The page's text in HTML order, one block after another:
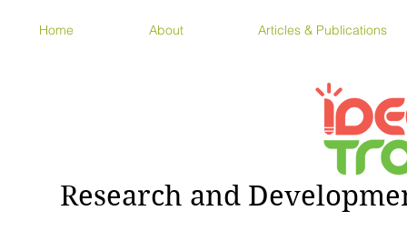
Home About Articles & Publications
Research and